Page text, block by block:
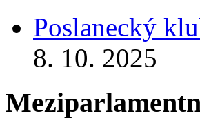
Poslanecký
8. 10. 2025